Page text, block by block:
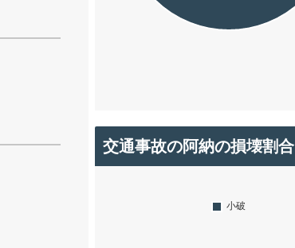
交通事故の阿納の損壊割合